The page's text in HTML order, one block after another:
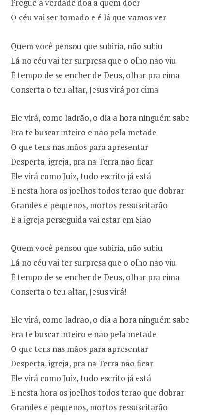
Pregue a verdade doa a quem doer
O céu vai ser tomado e é lá que vamos ver
Quem você pensou que subiria, não subiu
Lá no céu vai ter surpresa que o olho não viu
É tempo de se encher de Deus, olhar pra cima
Conserta o teu altar, Jesus virá por cima
Ele virá, como ladrão, o dia a hora ninguém sabe
Pra te buscar inteiro e não pela metade
O que tens nas mãos para apresentar
Desperta, igreja, pra na Terra não ficar
Ele virá como Juiz, tudo escrito já está
E nesta hora os joelhos todos terão que dobrar
Grandes e pequenos, mortos ressuscitarão
E a igreja perseguida vai estar em Sião
Quem você pensou que subiria, não subiu
Lá no céu vai ter surpresa que o olho não viu
É tempo de se encher de Deus, olhar pra cima
Conserta o teu altar, Jesus virá!
Ele virá, como ladrão, o dia a hora ninguém sabe
Pra te buscar inteiro e não pela metade
O que tens nas mãos para apresentar
Desperta, igreja, pra na Terra não ficar
Ele virá como Juiz, tudo escrito já está
E nesta hora os joelhos todos terão que dobrar
Grandes e pequenos, mortos ressuscitarão